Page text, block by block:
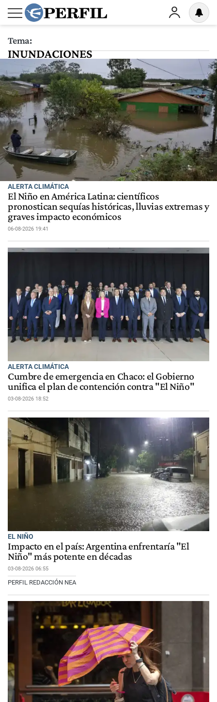
Tema:
INUNDACIONES
ALERTA CLIMÁTICA
El Niño en América Latina: científicos
pronostican sequías históricas, lluvias extremas y
graves impacto económicos
06-08-2026 19:41
ALERTA CLIMÁTICA
Cumbre de emergencia en Chaco: el Gobierno
unifica el plan de contención contra "El Niño"
03-08-2026 18:52
EL NIÑO
Impacto en el país: Argentina enfrentaría "El
Niño" más potente en décadas
03-08-2026 06:55
PERFIL REDACCIÓN NEA